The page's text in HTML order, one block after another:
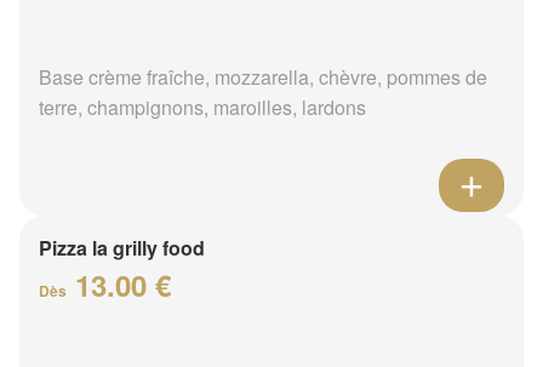
Base crème fraîche, mozzarella, chèvre, pommes de
terre, champignons, maroilles, lardons
Pizza la grilly food
Dès 13.00 €